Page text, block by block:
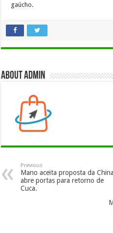
gaúcho.
About admin
Previous
Mano aceita proposta da
abre portas para retorno de
Cuca.